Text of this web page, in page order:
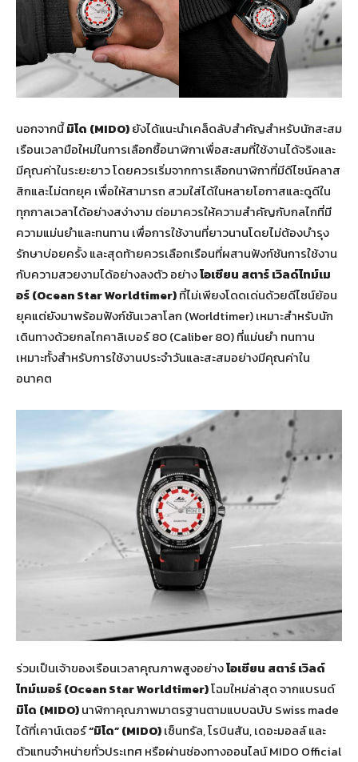
นอกจากนี้มิโด (MIDO)ยังได้แนะนำเคล็ดลับสำคัญสำหรับนักสะสม
เรือนเวลามือใหม่ในการเลือกซื้อนาฬิกาเพื่อสะสมที่ใช้งานได้จริงและ
มีคุณค่าในระยะยาว โดยควรเริ่มจากการเลือกนาฬิกาที่มีดีไซน์คลาส
สิกและไม่ตกยุค เพื่อให้สามารถ สวมใส่ได้ในหลายโอกาสและดูดีใน
ทุกกาลเวลาได้อย่างสง่างาม ต่อมาควรให้ความสำคัญกับกลไกที่มี
ความแม่นยำและทนทาน เพื่อการใช้งานที่ยาวนานโดยไม่ต้องบำรุง
รักษาบ่อยครั้ง และสุดท้ายควรเลือกเรือนที่ผสานฟังก์ชันการใช้งาน
กับความสวยงามได้อย่างลงตัว อย่างโอเชียน สตาร์ เวิลด์ไทม์เม
อร์ (Ocean Star Worldtimer)ที่ไม่เพียงโดดเด่นด้วยดีไซน์ย้อน
ยุคแต่ยังมาพร้อมฟังก์ชันเวลาโลก (Worldtimer) เหมาะสำหรับนัก
เดินทางด้วยกลไกคาลิเบอร์ 80 (Caliber 80) ที่แม่นยำ ทนทาน
เหมาะทั้งสำหรับการใช้งานประจำวันและสะสมอย่างมีคุณค่าใน
อนาคต
ร่วมเป็นเจ้าของเรือนเวลาคุณภาพสูงอย่างโอเชียน สตาร์ เวิลด์
ไทม์เมอร์ (Ocean Star Worldtimer)โฉมใหม่ล่าสุด จากแบรนด์
มิโด (MIDO)นาฬิกาคุณภาพมาตรฐานตามแบบฉบับ Swiss made
ได้ที่เคาน์เตอร์“มิโด” (MIDO)เซ็นทรัล, โรบินสัน, เดอะมอลล์ และ
ตัวแทนจำหน่ายทั่วประเทศ หรือผ่านช่องทางออนไลน์ MIDO Official